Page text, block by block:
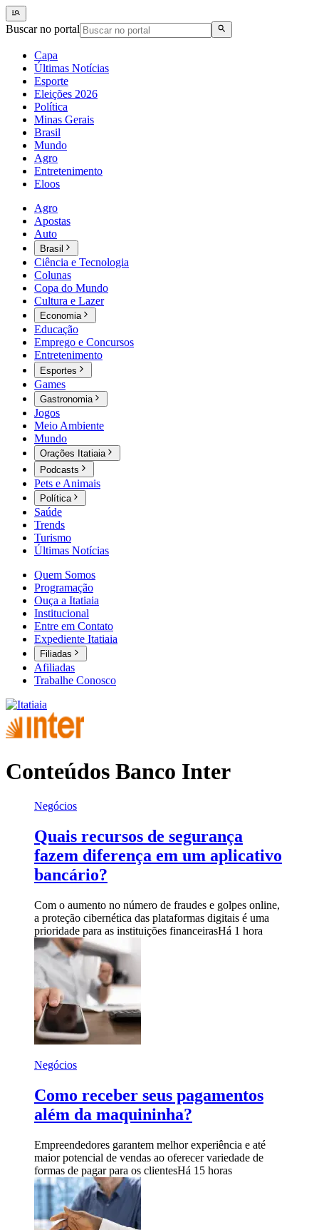
Buscar no portal
Capa
Últimas Notícias
Esporte
Eleições 2026
Política
Minas Gerais
Brasil
Mundo
Agro
Entretenimento
Eloos
Agro
Apostas
Auto
Brasil
Ciência e Tecnologia
Colunas
Copa do Mundo
Cultura e Lazer
Economia
Educação
Emprego e Concursos
Entretenimento
Esportes
Games
Gastronomia
Jogos
Meio Ambiente
Mundo
Orações Itatiaia
Podcasts
Pets e Animais
Política
Saúde
Trends
Turismo
Últimas Notícias
Quem Somos
Programação
Ouça a Itatiaia
Institucional
Entre em Contato
Expediente Itatiaia
Filiadas
Afiliadas
Trabalhe Conosco
Conteúdos Banco Inter
Negócios
Quais recursos de segurança
fazem diferença em um aplicativo
bancário?
Com o aumento no número de fraudes e golpes online,
a proteção cibernética das plataformas digitais é uma
prioridade para as instituições financeirasHá 1 hora
Negócios
Como receber seus pagamentos
além da maquininha?
Empreendedores garantem melhor experiência e até
maior potencial de vendas ao oferecer variedade de
formas de pagar para os clientesHá 15 horas